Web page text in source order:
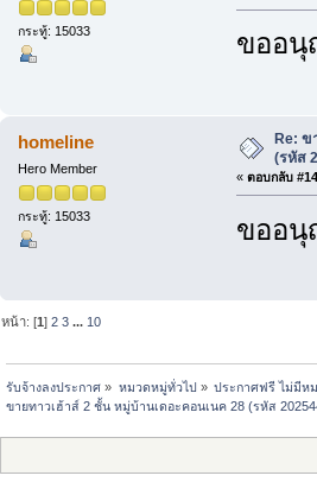
กระทู้: 15033 ขออนุ
homeline
Hero Member
กระทู้: 15033
Re: ข
(รหัส
« ตอบกลับ
ขออนุ
หน้า: [1]2 3 ... 10
รับจ้างลงประกาศ » หมวดหมู่ทั่วไป» ประกาศฟรี ไม่มีห
ขายทาวเฮ้าส์ 2 ชั้น หมู่บ้านเดอะคอนเนค 28 (รหัส